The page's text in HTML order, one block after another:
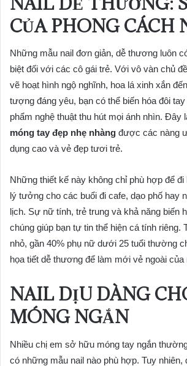
CỦA PHONG CÁCH
Những mẫu nail đơn giản, dễ thương luôn
biệt đối với các cô gái trẻ. Với vô vàn chủ
vẽ hoạt hình ngộ nghĩnh, hoa lá xinh xắn
tượng đáng yêu, bạn có thể biến hóa đôi
phẩm nghệ thuật thu hút mọi ánh nhìn. Đây
móng tay đẹp nhẹ nhàng được các nàng
dụng cao và vẻ đẹp tươi trẻ.
Những thiết kế này không chỉ phù hợp để
lý tưởng cho các buổi đi cafe, dạo phố hay
lịch. Sự nữ tính, trẻ trung và khả năng biến
chúng giúp bạn tự tin thể hiện cá tính riêng.
nhỏ, gần 40% phụ nữ dưới 25 tuổi thường
họa tiết dễ thương để làm mới vẻ ngoài của
NAIL DỊU DÀNG
MÓNG NGẮN
Nhiều chị em sở hữu móng tay ngắn
có những mẫu nail nào phù hợp. Tuy nhiên,